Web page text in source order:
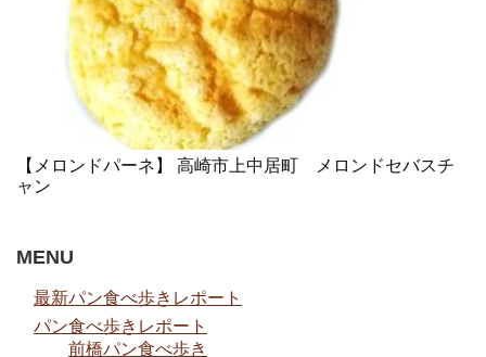
【メロンドパーネ】 高崎市上中居町 メロンドセバスチ
ャン
MENU
最新パン食べ歩きレポート
パン食べ歩きレポート
前橋パン食べ歩き